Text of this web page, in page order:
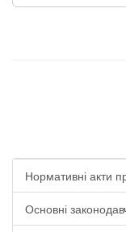
Нормативні акти
Основні